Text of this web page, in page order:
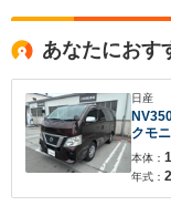
あなたにおす
日産
クモ
本体：
年式：